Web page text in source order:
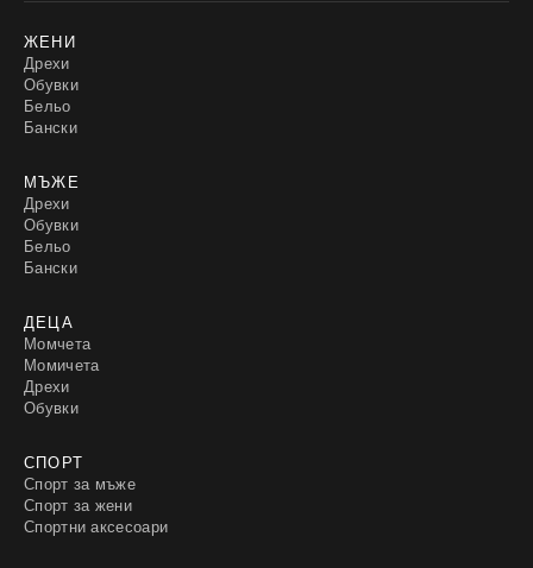
ЖЕНИ
Дрехи
Обувки
Бельо
Бански
МЪЖЕ
Дрехи
Обувки
Бельо
Бански
ДЕЦА
Момчета
Момичета
Дрехи
Обувки
СПОРТ
Спорт за мъже
Спорт за жени
Спортни аксесоари